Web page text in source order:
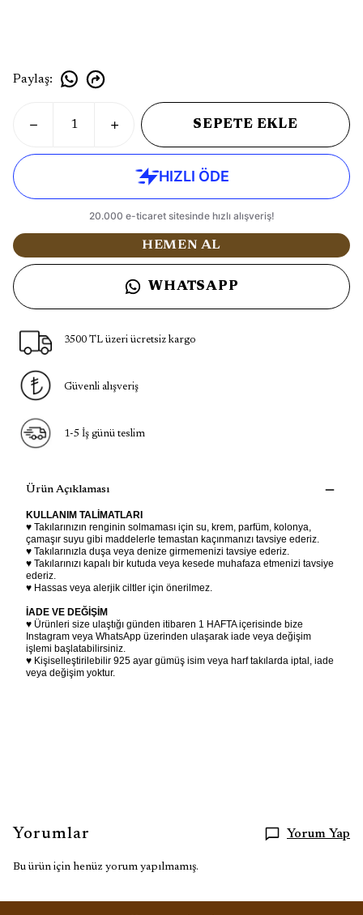
Paylaş:
SEPETE EKLE
HEMEN AL
WHATSAPP
3500 TL üzeri ücretsiz kargo
Güvenli alışveriş
1-5 İş günü teslim
Ürün Açıklaması
KULLANIM TALİMATLARI
♥ Takılarınızın renginin solmaması için su, krem, parfüm, kolonya,
çamaşır suyu gibi maddelerle temastan kaçınmanızı tavsiye ederiz.
♥ Takılarınızla duşa veya denize girmemenizi tavsiye ederiz.
♥ Takılarınızı kapalı bir kutuda veya kesede muhafaza etmenizi tavsiye
ederiz.
♥ Hassas veya alerjik ciltler için önerilmez.
İADE VE DEĞİŞİM
♥ Ürünleri size ulaştığı günden itibaren 1 HAFTA içerisinde bize
Instagram veya WhatsApp üzerinden ulaşarak iade veya değişim
işlemi başlatabilirsiniz.
♥ Kişiselleştirilebilir 925 ayar gümüş isim veya harf takılarda iptal, iade
veya değişim yoktur.
Yorumlar Yorum Yap
Bu ürün için henüz yorum yapılmamış.